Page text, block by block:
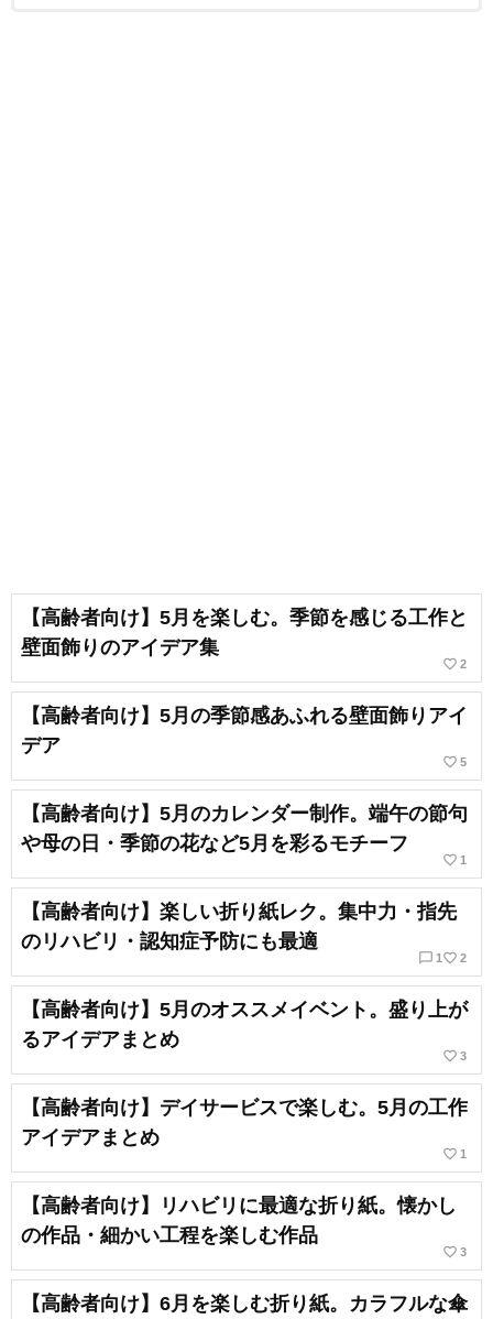
【高齢者向け】5月を楽しむ。季節を感じる工作と
壁面飾りのアイデア集
favorite_border 2
【高齢者向け】5月の季節感あふれる壁面飾りアイ
デア
favorite_border 5
【高齢者向け】5月のカレンダー制作。端午の節句
や母の日・季節の花など5月を彩るモチーフ
favorite_border 1
【高齢者向け】楽しい折り紙レク。集中力・指先
のリハビリ・認知症予防にも最適
chat_bubble_outline 1 favorite_border 2
【高齢者向け】5月のオススメイベント。盛り上が
るアイデアまとめ
favorite_border 3
【高齢者向け】デイサービスで楽しむ。5月の工作
アイデアまとめ
favorite_border 1
【高齢者向け】リハビリに最適な折り紙。懐かし
の作品・細かい工程を楽しむ作品
favorite_border 3
【高齢者向け】6月を楽しむ折り紙。カラフルな傘